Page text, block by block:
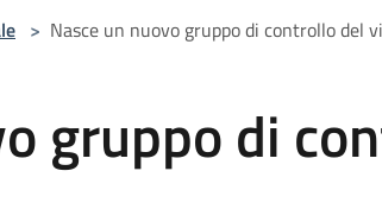
> Nasce un nuovo gruppo di controllo del
gruppo di